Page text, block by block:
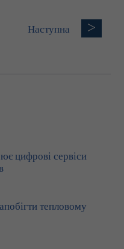
Наступна >
цифрові сервіси
тепловому